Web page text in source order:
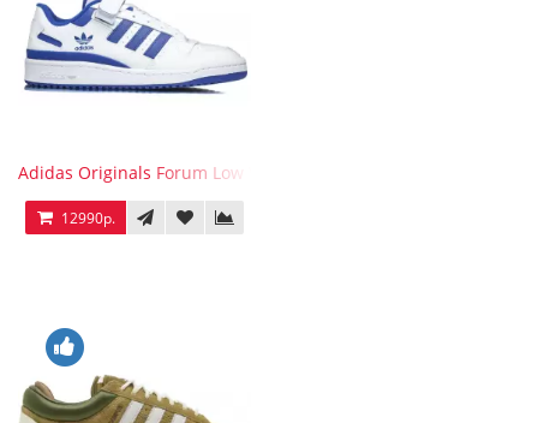
Adidas Originals Forum Low WB White Blue
12990р.